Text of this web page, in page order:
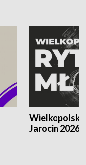
Jarocin 2026